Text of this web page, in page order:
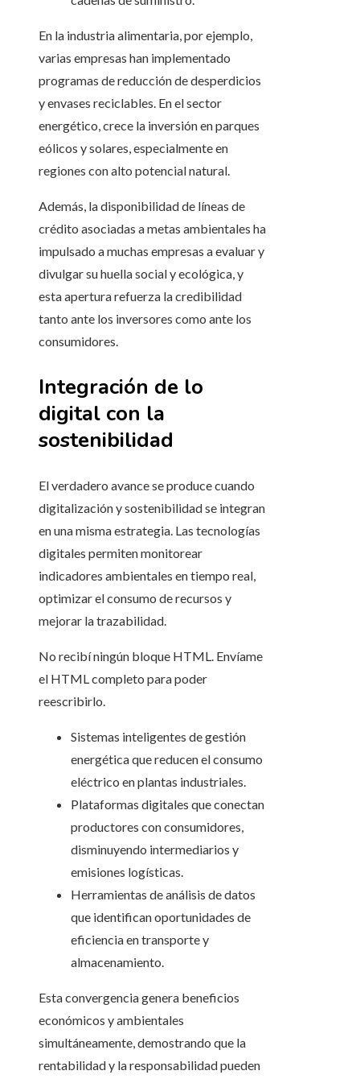
En la industria alimentaria, por ejemplo,
varias empresas han implementado
programas de reducción de desperdicios
y envases reciclables. En el sector
energético, crece la inversión en parques
eólicos y solares, especialmente en
regiones con alto potencial natural.
Además, la disponibilidad de líneas de
crédito asociadas a metas ambientales ha
impulsado a muchas empresas a evaluar y
divulgar su huella social y ecológica, y
esta apertura refuerza la credibilidad
tanto ante los inversores como ante los
consumidores.
Integración de lo
digital con la
sostenibilidad
El verdadero avance se produce cuando
digitalización y sostenibilidad se integran
en una misma estrategia. Las tecnologías
digitales permiten monitorear
indicadores ambientales en tiempo real,
optimizar el consumo de recursos y
mejorar la trazabilidad.
No recibí ningún bloque HTML. Envíame
el HTML completo para poder
reescribirlo.
Sistemas inteligentes de gestión
energética que reducen el consumo
eléctrico en plantas industriales.
Plataformas digitales que conectan
productores con consumidores,
disminuyendo intermediarios y
emisiones logísticas.
Herramientas de análisis de datos
que identifican oportunidades de
eficiencia en transporte y
almacenamiento.
Esta convergencia genera beneficios
económicos y ambientales
simultáneamente, demostrando que la
rentabilidad y la responsabilidad pueden